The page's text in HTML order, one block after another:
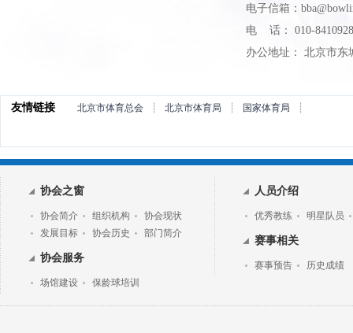
电子信箱：
电 话： 010-
办公地址： 北京市东
友情链接 北京市体育总会 ┊ 北京市体育局 ┊ 国家体育局 ┊
协会之窗
协会简介 组织机构
协会现状
发展目标
协会历史 部门简介
协会服务
场馆建设 保龄球培训
人员介绍
优秀教练 明星队员
赛事相关
赛事预告 历史成绩